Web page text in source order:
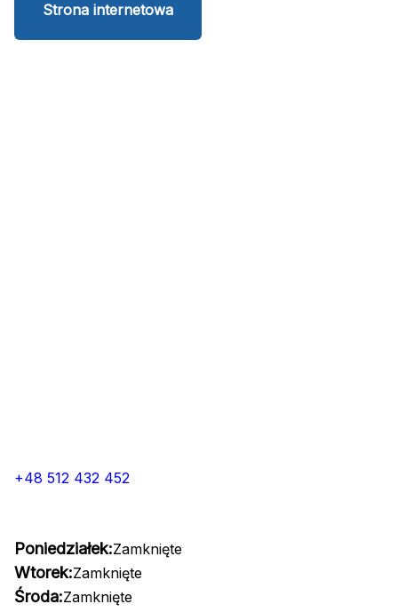
Strona internetowa
+48 512 432 452
Poniedziałek:Zamknięte
Wtorek:Zamknięte
Środa:Zamknięte